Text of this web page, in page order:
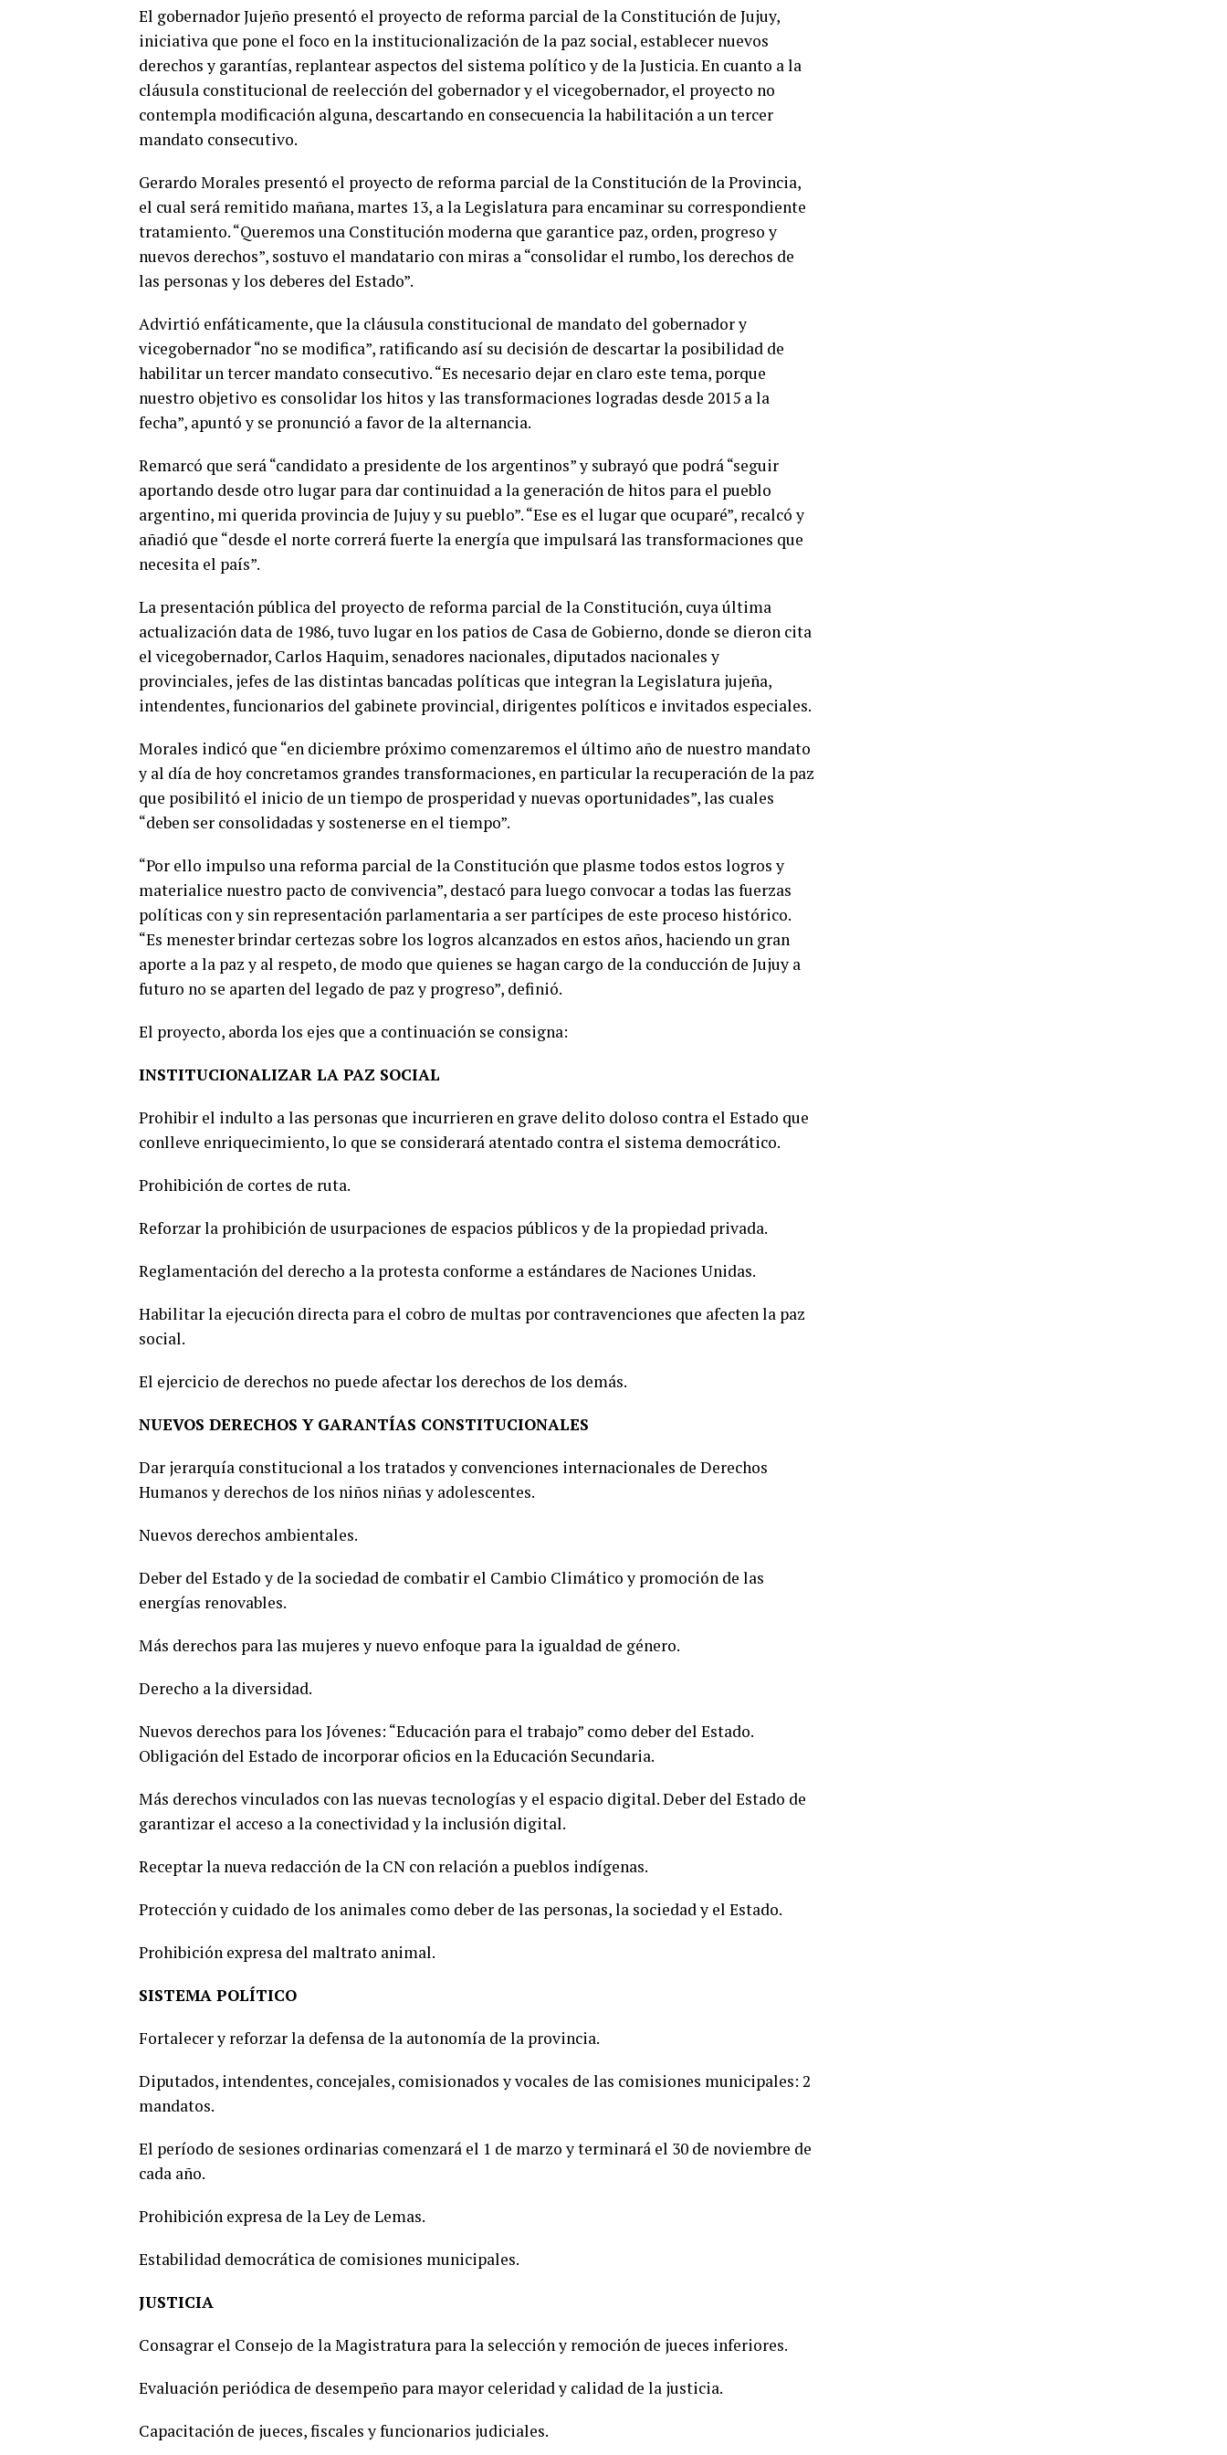
El gobernador Jujeño presentó el proyecto de reforma parcial de la Constitución de Jujuy,
iniciativa que pone el foco en la institucionalización de la paz social, establecer nuevos
derechos y garantías, replantear aspectos del sistema político y de la Justicia. En cuanto a la
cláusula constitucional de reelección del gobernador y el vicegobernador, el proyecto no
contempla modificación alguna, descartando en consecuencia la habilitación a un tercer
mandato consecutivo.
Gerardo Morales presentó el proyecto de reforma parcial de la Constitución de la Provincia,
el cual será remitido mañana, martes 13, a la Legislatura para encaminar su correspondiente
tratamiento. “Queremos una Constitución moderna que garantice paz, orden, progreso y
nuevos derechos”, sostuvo el mandatario con miras a “consolidar el rumbo, los derechos de
las personas y los deberes del Estado”.
Advirtió enfáticamente, que la cláusula constitucional de mandato del gobernador y
vicegobernador “no se modifica”, ratificando así su decisión de descartar la posibilidad de
habilitar un tercer mandato consecutivo. “Es necesario dejar en claro este tema, porque
nuestro objetivo es consolidar los hitos y las transformaciones logradas desde 2015 a la
fecha”, apuntó y se pronunció a favor de la alternancia.
Remarcó que será “candidato a presidente de los argentinos” y subrayó que podrá “seguir
aportando desde otro lugar para dar continuidad a la generación de hitos para el pueblo
argentino, mi querida provincia de Jujuy y su pueblo”. “Ese es el lugar que ocuparé”, recalcó y
añadió que “desde el norte correrá fuerte la energía que impulsará las transformaciones que
necesita el país”.
La presentación pública del proyecto de reforma parcial de la Constitución, cuya última
actualización data de 1986, tuvo lugar en los patios de Casa de Gobierno, donde se dieron cita
el vicegobernador, Carlos Haquim, senadores nacionales, diputados nacionales y
provinciales, jefes de las distintas bancadas políticas que integran la Legislatura jujeña,
intendentes, funcionarios del gabinete provincial, dirigentes políticos e invitados especiales.
Morales indicó que “en diciembre próximo comenzaremos el último año de nuestro mandato
y al día de hoy concretamos grandes transformaciones, en particular la recuperación de la paz
que posibilitó el inicio de un tiempo de prosperidad y nuevas oportunidades”, las cuales
“deben ser consolidadas y sostenerse en el tiempo”.
“Por ello impulso una reforma parcial de la Constitución que plasme todos estos logros y
materialice nuestro pacto de convivencia”, destacó para luego convocar a todas las fuerzas
políticas con y sin representación parlamentaria a ser partícipes de este proceso histórico.
“Es menester brindar certezas sobre los logros alcanzados en estos años, haciendo un gran
aporte a la paz y al respeto, de modo que quienes se hagan cargo de la conducción de Jujuy a
futuro no se aparten del legado de paz y progreso”, definió.
El proyecto, aborda los ejes que a continuación se consigna:
INSTITUCIONALIZAR LA PAZ SOCIAL
Prohibir el indulto a las personas que incurrieren en grave delito doloso contra el Estado que
conlleve enriquecimiento, lo que se considerará atentado contra el sistema democrático.
Prohibición de cortes de ruta.
Reforzar la prohibición de usurpaciones de espacios públicos y de la propiedad privada.
Reglamentación del derecho a la protesta conforme a estándares de Naciones Unidas.
Habilitar la ejecución directa para el cobro de multas por contravenciones que afecten la paz
social.
El ejercicio de derechos no puede afectar los derechos de los demás.
NUEVOS DERECHOS Y GARANTÍAS CONSTITUCIONALES
Dar jerarquía constitucional a los tratados y convenciones internacionales de Derechos
Humanos y derechos de los niños niñas y adolescentes.
Nuevos derechos ambientales.
Deber del Estado y de la sociedad de combatir el Cambio Climático y promoción de las
energías renovables.
Más derechos para las mujeres y nuevo enfoque para la igualdad de género.
Derecho a la diversidad.
Nuevos derechos para los Jóvenes: “Educación para el trabajo” como deber del Estado.
Obligación del Estado de incorporar oficios en la Educación Secundaria.
Más derechos vinculados con las nuevas tecnologías y el espacio digital. Deber del Estado de
garantizar el acceso a la conectividad y la inclusión digital.
Receptar la nueva redacción de la CN con relación a pueblos indígenas.
Protección y cuidado de los animales como deber de las personas, la sociedad y el Estado.
Prohibición expresa del maltrato animal.
SISTEMA POLÍTICO
Fortalecer y reforzar la defensa de la autonomía de la provincia.
Diputados, intendentes, concejales, comisionados y vocales de las comisiones municipales: 2
mandatos.
El período de sesiones ordinarias comenzará el 1 de marzo y terminará el 30 de noviembre de
cada año.
Prohibición expresa de la Ley de Lemas.
Estabilidad democrática de comisiones municipales.
JUSTICIA
Consagrar el Consejo de la Magistratura para la selección y remoción de jueces inferiores.
Evaluación periódica de desempeño para mayor celeridad y calidad de la justicia.
Capacitación de jueces, fiscales y funcionarios judiciales.